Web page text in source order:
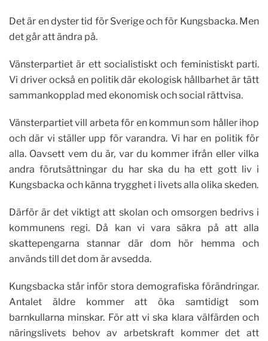
Det är en dyster tid för Sverige och för Kungsbacka. Men
det går att ändra på.
Vänsterpartiet är ett socialistiskt och feministiskt parti.
Vi driver också en politik där ekologisk hållbarhet är tätt
sammankopplad med ekonomisk och social rättvisa.
Vänsterpartiet vill arbeta för en kommun som håller ihop
och där vi ställer upp för varandra. Vi har en politik för
alla. Oavsett vem du är, var du kommer ifrån eller vilka
andra förutsättningar du har ska du ha ett gott liv i
Kungsbacka och känna trygghet i livets alla olika skeden.
Därför är det viktigt att skolan och omsorgen bedrivs i
kommunens regi. Då kan vi vara säkra på att alla
skattepengarna stannar där dom hör hemma och
används till det dom är avsedda.
Kungsbacka står inför stora demografiska förändringar.
Antalet äldre kommer att öka samtidigt som
barnkullarna minskar. För att vi ska klara välfärden och
näringslivets behov av arbetskraft kommer det att